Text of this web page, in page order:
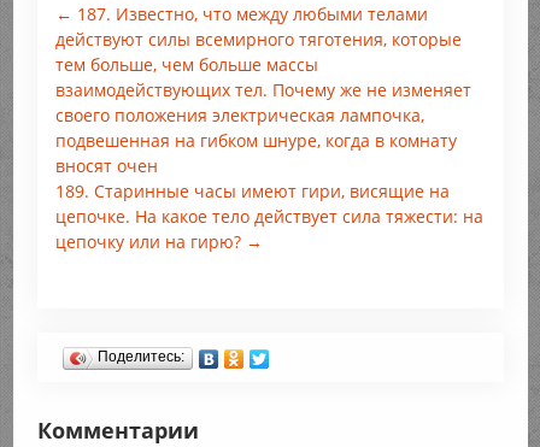
← 187. Известно, что между любыми телами
действуют силы всемирного тяготения, которые
тем больше, чем больше массы
взаимодействующих тел. Почему же не изменяет
своего положения электрическая лампочка,
подвешенная на гибком шнуре, когда в комнату
вносят очен
189. Старинные часы имеют гири, висящие на
цепочке. На какое тело действует сила тяжести: на
цепочку или на гирю? →
Поделитесь:
Комментарии